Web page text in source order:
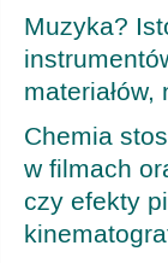
Muzyka?
Chemia
w filmach
czy efekty